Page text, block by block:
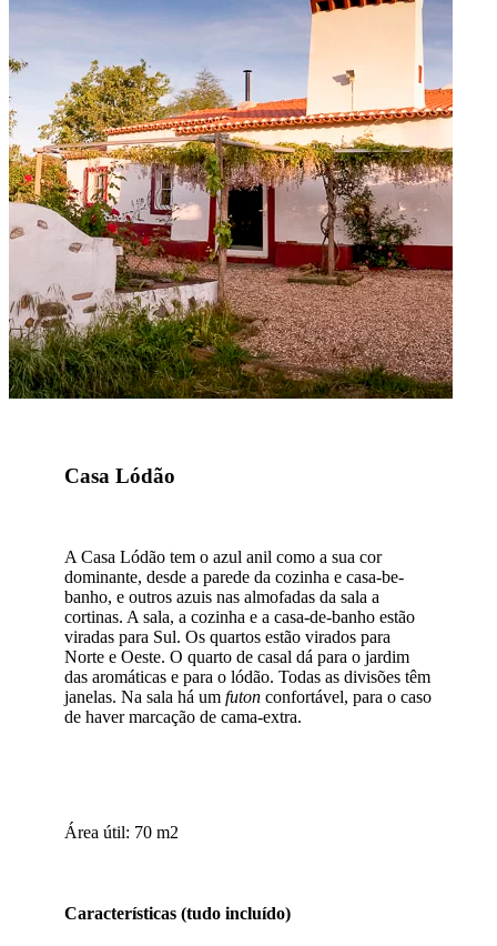
Casa Lódão
A Casa Lódão tem o azul anil como a sua cor
dominante, desde a parede da cozinha e casa-be-
banho, e outros azuis nas almofadas da sala a
cortinas. A sala, a cozinha e a casa-de-banho estão
viradas para Sul. Os quartos estão virados para
Norte e Oeste. O quarto de casal dá para o jardim
das aromáticas e para o lódão. Todas as divisões têm
janelas. Na sala há um futon confortável, para o caso
de haver marcação de cama-extra.
Área útil: 70 m2
Características (tudo incluído)